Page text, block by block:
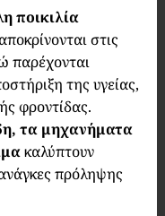
ποικιλία
στις
παρέχονται
της υγείας,
φροντίδας.
τα μηχανήματα
καλύπτουν
πρόληψης